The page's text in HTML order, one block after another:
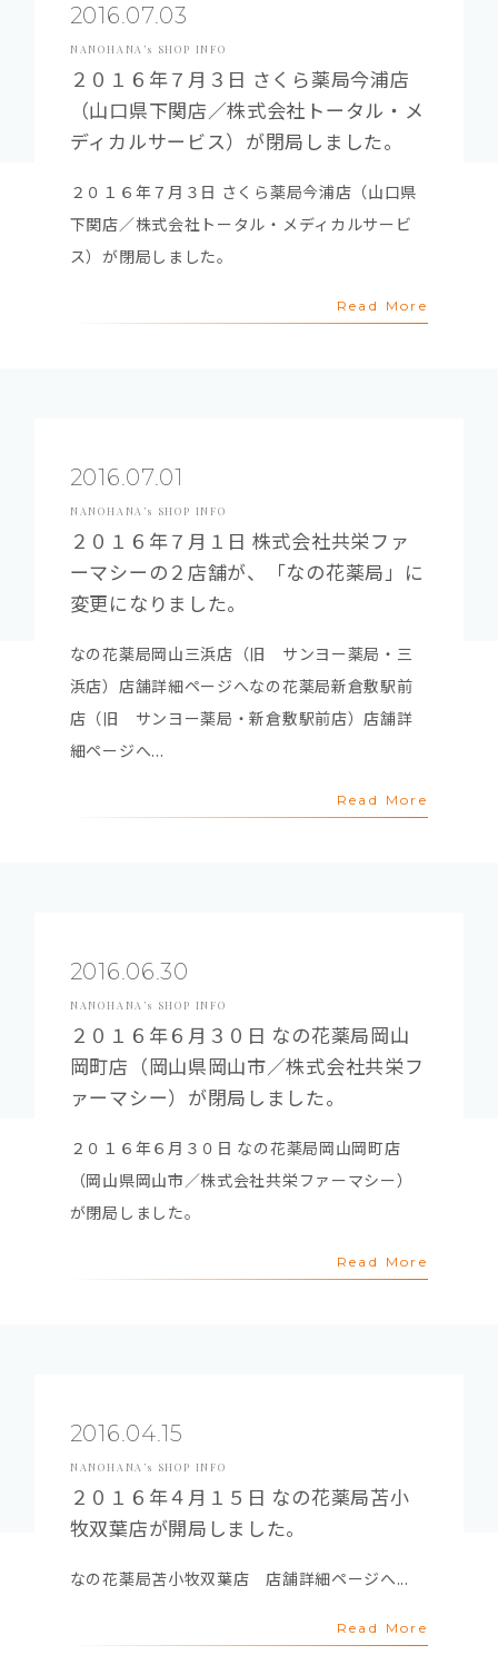
2016.07.03
NANOHANA’s SHOP INFO
２０１６年７月３日 さくら薬局今浦店
（山口県下関店／株式会社トータル・メ
ディカルサービス）が閉局しました。
２０１６年７月３日 さくら薬局今浦店（山口県
下関店／株式会社トータル・メディカルサービ
ス）が閉局しました。
Read More
2016.07.01
NANOHANA’s SHOP INFO
２０１６年７月１日 株式会社共栄ファ
ーマシーの２店舗が、「なの花薬局」に
変更になりました。
なの花薬局岡山三浜店（旧 サンヨー薬局・三
浜店）店舗詳細ページへなの花薬局新倉敷駅前
店（旧 サンヨー薬局・新倉敷駅前店）店舗詳
細ページへ...
Read More
2016.06.30
NANOHANA’s SHOP INFO
２０１６年６月３０日 なの花薬局岡山
岡町店（岡山県岡山市／株式会社共栄フ
ァーマシー）が閉局しました。
２０１６年６月３０日 なの花薬局岡山岡町店
（岡山県岡山市／株式会社共栄ファーマシー）
が閉局しました。
Read More
2016.04.15
NANOHANA’s SHOP INFO
２０１６年４月１５日 なの花薬局苫小
牧双葉店が開局しました。
なの花薬局苫小牧双葉店 店舗詳細ページへ...
Read More